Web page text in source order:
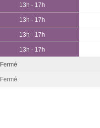
13h - 17h
13h - 17h
13h - 17h
13h - 17h
Fermé
Fermé